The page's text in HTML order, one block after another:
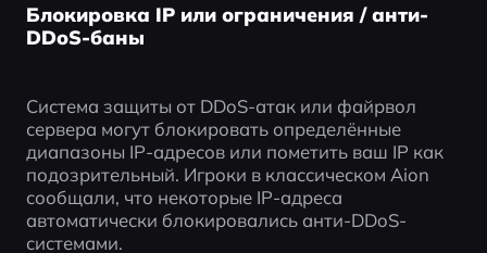
Блокировка IP или ограничения / анти-
DDoS-баны
Система защиты от DDoS-атак или файрвол
сервера могут блокировать определённые
диапазоны IP-адресов или пометить ваш IP как
подозрительный. Игроки в классическом Aion
сообщали, что некоторые IP-адреса
автоматически блокировались анти-DDoS-
системами.